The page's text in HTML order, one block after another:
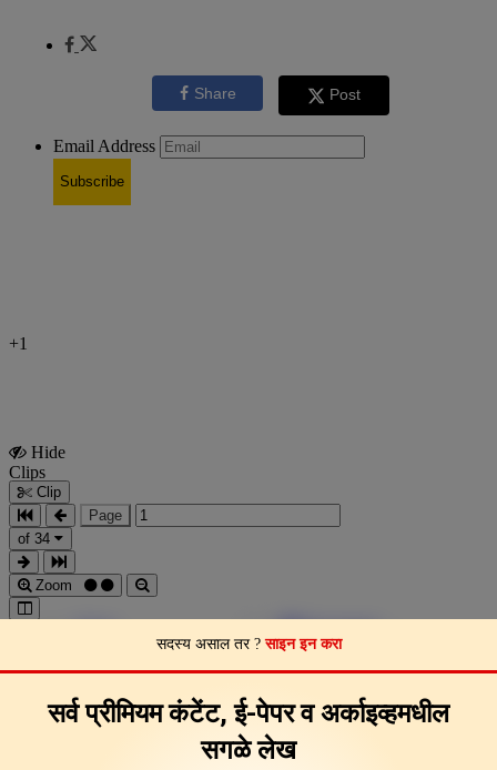
सदस्य असाल तर ?साइन इन करा
सर्व प्रीमियम कंटेंट, ई-पेपर व अर्काइव्हमधील
सगळे लेख
Share Post
Email Address
Subscribe
+1
Hide
Clips
Clip
Page
of 34
Zoom
Feedback